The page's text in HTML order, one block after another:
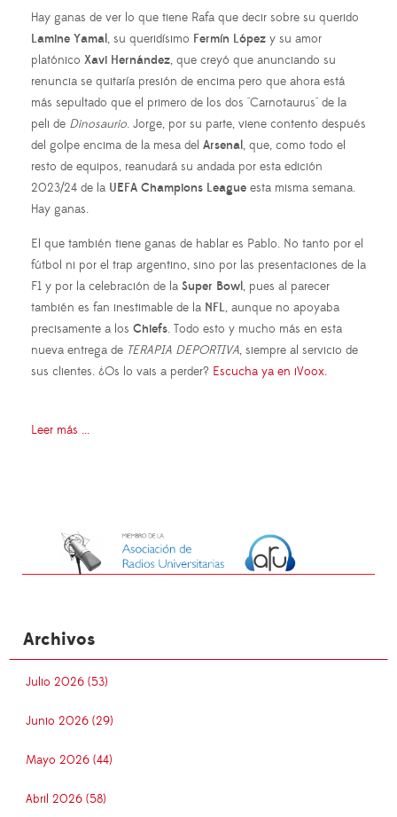
Hay ganas de ver lo que tiene Rafa que decir sobre su querido
Lamine Yamal, su queridísimo Fermín López y su amor
platónico Xavi Hernández, que creyó que anunciando su
renuncia se quitaría presión de encima pero que ahora está
más sepultado que el primero de los dos "Carnotaurus" de la
peli de Dinosaurio. Jorge, por su parte, viene contento después
del golpe encima de la mesa del Arsenal, que, como todo el
resto de equipos, reanudará su andada por esta edición
2023/24 de la UEFA Champions League esta misma semana.
Hay ganas.
El que también tiene ganas de hablar es Pablo. No tanto por el
fútbol ni por el trap argentino, sino por las presentaciones de la
F1 y por la celebración de la Super Bowl, pues al parecer
también es fan inestimable de la NFL, aunque no apoyaba
precisamente a los Chiefs. Todo esto y mucho más en esta
nueva entrega de TERAPIA DEPORTIVA, siempre al servicio de
sus clientes. ¿Os lo vais a perder? Escucha ya en iVoox.
Leer más ...
Archivos
Julio 2026 (53)
Junio 2026 (29)
Mayo 2026 (44)
Abril 2026 (58)